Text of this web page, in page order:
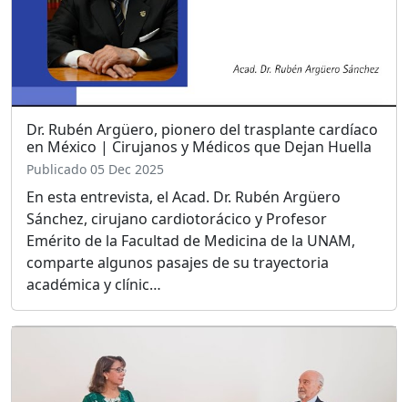
Dr. Rubén Argüero, pionero del trasplante cardíaco
en México | Cirujanos y Médicos que Dejan Huella
Publicado 05 Dec 2025
En esta entrevista, el Acad. Dr. Rubén Argüero
Sánchez, cirujano cardiotorácico y Profesor
Emérito de la Facultad de Medicina de la UNAM,
comparte algunos pasajes de su trayectoria
académica y clínic…